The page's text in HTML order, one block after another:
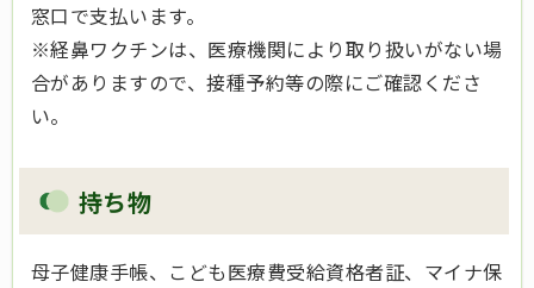
窓口で支払います。
※経鼻ワクチンは、医療機関により取り扱いがない場
合がありますので、接種予約等の際にご確認くださ
い。
持ち物
母子健康手帳、こども医療費受給資格者証、マイナ保